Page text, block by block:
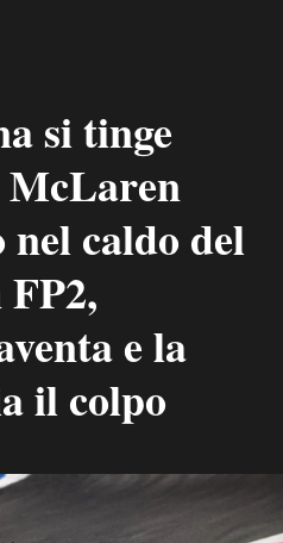
si tinge
nel caldo del
e la
il colpo